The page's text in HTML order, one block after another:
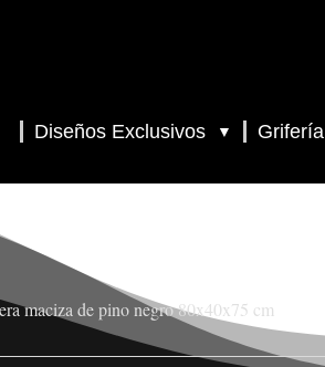
Diseños Exclusivos ▼ Grifería
maciza de pino negro 80x40x75 cm